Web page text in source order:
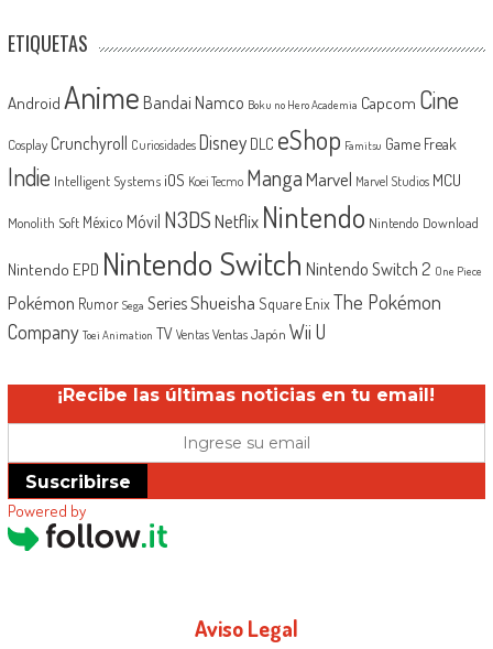
ETIQUETAS
Android Anime Bandai Namco Boku no Hero Academia Capcom Cine
Cosplay Crunchyroll Curiosidades Disney DLC eShop Famitsu Game Freak
Indie Intelligent Systems iOS Koei Tecmo MangaMarvel Marvel Studios MCU
Monolith Soft México Móvil N3DSNetflix Nintendo Nintendo Download
Nintendo EPD Nintendo Switch Nintendo Switch 2 One Piece
Pokémon Rumor Sega SeriesShueisha Square EnixThe Pokémon
Company Toei Animation TV Ventas Ventas Japón Wii U
¡Recibe las últimas noticias en tu email!
Suscribirse
Powered by
Aviso Legal